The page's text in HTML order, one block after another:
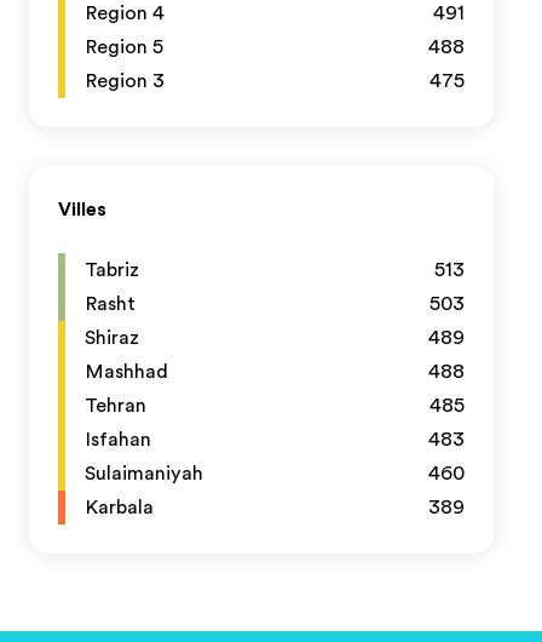
Region 4
491
Region 5
488
Region 3
475
Villes
Tabriz
513
Rasht
503
Shiraz
489
Mashhad
488
Tehran
485
Isfahan
483
Sulaimaniyah
460
Karbala
389